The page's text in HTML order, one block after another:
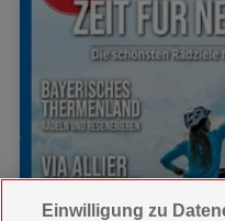
Einwilligung zu